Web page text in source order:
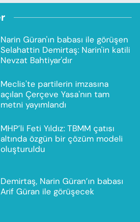
Narin Güran'ın babası ile görüşen
Selahattin Demirtaş: Narin'in katili
Nevzat Bahtiyar'dır
Meclis'te partilerin imzasına
açılan Çerçeve Yasa'nın tam
metni yayımlandı
MHP’li Feti Yıldız: TBMM çatısı
altında özgün bir çözüm modeli
oluşturuldu
Demirtaş, Narin Güran’ın babası
Arif Güran ile görüşecek